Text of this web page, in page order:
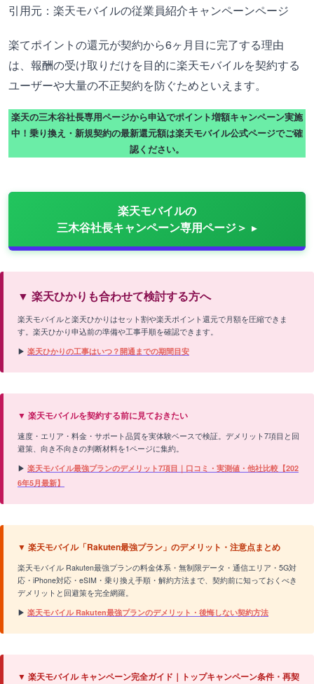
引用元：楽天モバイルの従業員紹介キャンペーンページ
楽てポイントの還元が契約から6ヶ月目に完了する理由
は、報酬の受け取りだけを目的に楽天モバイルを契約する
ユーザーや大量の不正契約を防ぐためといえます。
楽天の三木谷社長専用ページから申込でポイント増額キャンペーン実施
中！乗り換え・新規契約の最新還元額は楽天モバイル公式ページでご確
認ください。
楽天モバイルの
三木谷社長キャンペーン専用ページ＞
▼ 楽天ひかりも合わせて検討する方へ
楽天モバイルと楽天ひかりはセット割や楽天ポイント還元で月額を圧縮できま
す。楽天ひかり申込前の準備や工事手順を確認できます。
▶ 楽天ひかりの工事はいつ？開通までの期間目安
▼ 楽天モバイルを契約する前に見ておきたい
速度・エリア・料金・サポート品質を実体験ベースで検証。デメリット7項目と回
避策、向き不向きの判断材料を1ページに集約。
▶ 楽天モバイル最強プランのデメリット7項目｜口コミ・実測値・他社比較【202
6年5月最新】
▼ 楽天モバイル「Rakuten最強プラン」のデメリット・注意点まとめ
楽天モバイル Rakuten最強プランの料金体系・無制限データ・通信エリア・5G対
応・iPhone対応・eSIM・乗り換え手順・解約方法まで、契約前に知っておくべき
デメリットと回避策を完全網羅。
▶ 楽天モバイル Rakuten最強プランのデメリット・後悔しない契約方法
▼ 楽天モバイル キャンペーン完全ガイド｜トップキャンペーン条件・再契